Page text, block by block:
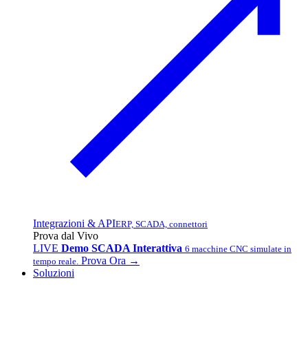
Integrazioni & APIERP, SCADA, connettori
Prova dal Vivo
LIVE Demo SCADA Interattiva 6 macchine CNC simulate in
tempo reale. Prova Ora →
Soluzioni